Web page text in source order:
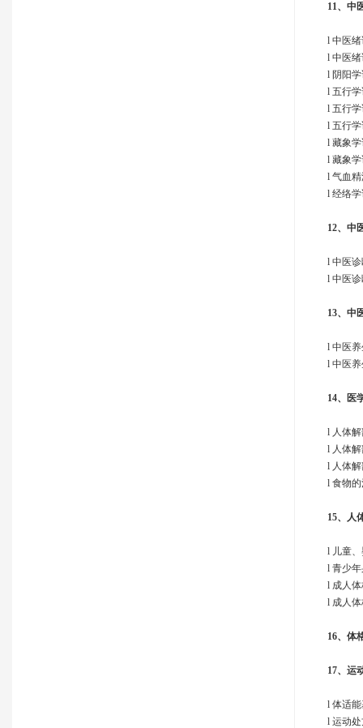
11、 中
l 中医
l 中医
l 阴阳
l 五行
l 五行
l 五行
l 藏象
l 藏象
l 气血
l 经络
12、 中
l 中医
l 中医
13、 中
l 中医
l 中医
14、 医
l 人体
l 人体
l 人体
l 食物
15、 人
l 儿童
l 青少
l 成人
l 成人
16、 体
17、 运
l 体适
l 运动